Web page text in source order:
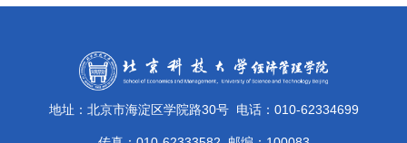
地址：北京市海淀区学院路30号 电话：010-62334699